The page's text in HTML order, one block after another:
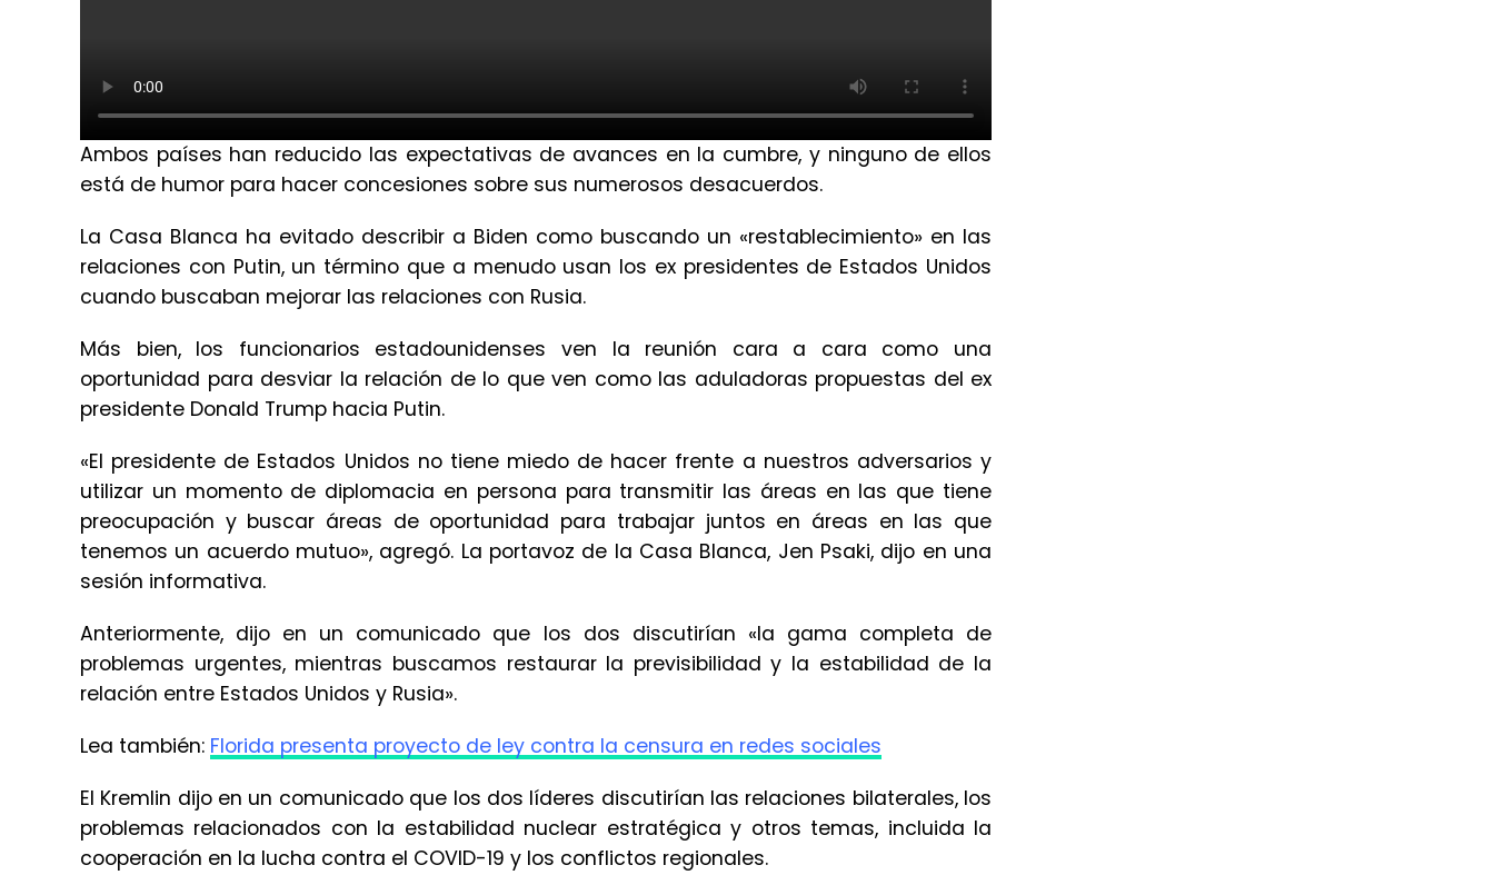
Ambos países han reducido las expectativas de avances en la cumbre, y ninguno de ellos
está de humor para hacer concesiones sobre sus numerosos desacuerdos.
La Casa Blanca ha evitado describir a Biden como buscando un «restablecimiento» en las
relaciones con Putin, un término que a menudo usan los ex presidentes de Estados Unidos
cuando buscaban mejorar las relaciones con Rusia.
Más bien, los funcionarios estadounidenses ven la reunión cara a cara como una
oportunidad para desviar la relación de lo que ven como las aduladoras propuestas del ex
presidente Donald Trump hacia Putin.
«El presidente de Estados Unidos no tiene miedo de hacer frente a nuestros adversarios y
utilizar un momento de diplomacia en persona para transmitir las áreas en las que tiene
preocupación y buscar áreas de oportunidad para trabajar juntos en áreas en las que
tenemos un acuerdo mutuo», agregó. La portavoz de la Casa Blanca, Jen Psaki, dijo en una
sesión informativa.
Anteriormente, dijo en un comunicado que los dos discutirían «la gama completa de
problemas urgentes, mientras buscamos restaurar la previsibilidad y la estabilidad de la
relación entre Estados Unidos y Rusia».
Lea también: Florida presenta proyecto de ley contra la censura en redes sociales
El Kremlin dijo en un comunicado que los dos líderes discutirían las relaciones bilaterales, los
problemas relacionados con la estabilidad nuclear estratégica y otros temas, incluida la
cooperación en la lucha contra el COVID-19 y los conflictos regionales.